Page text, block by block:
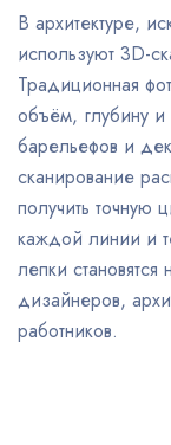
В архитектуре,
используют 3D-
Традиционная
объём, глубину
барельефов и
сканирование
получить точную
каждой линии и
лепки
дизайнеров,
работников.